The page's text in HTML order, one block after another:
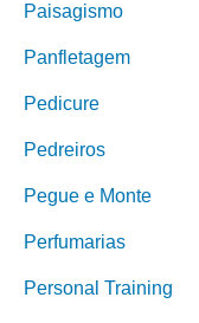
Paisagismo
Panfletagem
Pedicure
Pedreiros
Pegue e Monte
Perfumarias
Personal Training